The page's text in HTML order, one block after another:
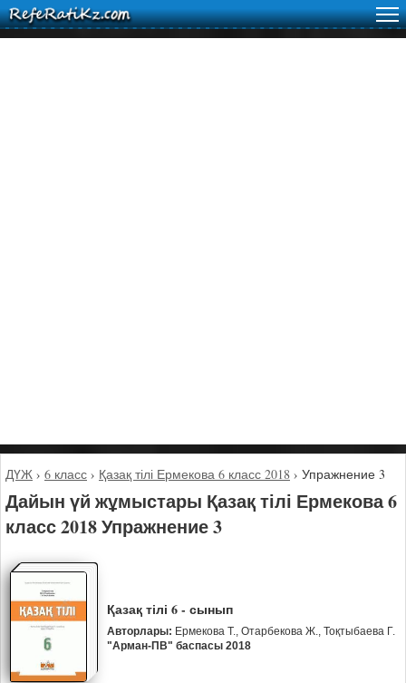
ДҮЖ › 6 класс › Қазақ тілі Ермекова 6 класс 2018 › Упражнение 3
Дайын үй жұмыстары Қазақ тілі Ермекова 6
класс 2018 Упражнение 3
Қазақ тілі 6 - сынып
Авторлары: Ермекова Т., Отарбекова Ж., Тоқтыбаева Г.
"Арман-ПВ" баспасы 2018